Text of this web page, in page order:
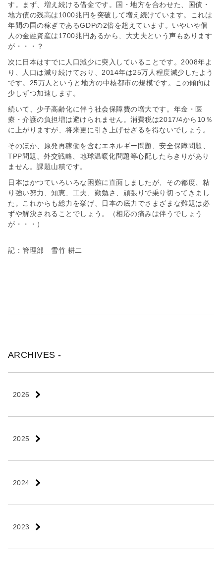
す。まず、増え続ける借金です。国・地方を合わせた、国債・
地方債の残高は1000兆円を突破して増え続けています。これは
年間の国の稼ぎであるGDPの2倍を超えています。いやいや個
人の金融資産は1700兆円あるから、大丈夫という声もあります
が・・・？
次に日本はすでに人口減少に突入していることです。2008年よ
り、人口は減り続けており、2014年は25万人程度減少したよう
です。25万人というと地方の中核都市の規模です。この傾向は
少しずつ加速します。
続いて、少子高齢化に伴う社会保障費の増大です。年金・医
療・介護の負担増は避けられません。消費税は2017/4から10％
に上がりますが、将来更に引き上げせざるを得ないでしょう。
そのほか、原発再稼働を含むエネルギー問題、安全保障問題、
TPP問題、外交戦略、地球温暖化問題等心配したらきりがあり
ません。課題山積です。
日本はかつていろいろな困難に直面しましたが、その都度、粘
り強い努力、知恵、工夫、勤勉さ、頑張りで乗り切ってきまし
た。これからも総力を挙げ、日本の底力でさまざまな難題は必
ずや解決されることでしょう。（相応の痛みは伴うでしょう
が・・・）
記：管理部 雪竹 耕二
ARCHIVES -
2026
2025
2024
2023